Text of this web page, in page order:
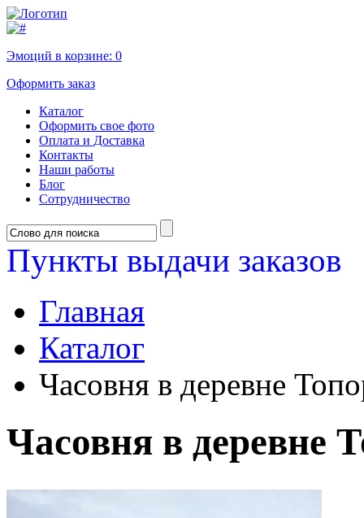
Эмоций в корзине: 0
Оформить заказ
Каталог
Оформить свое фото
Оплата и Доставка
Контакты
Наши работы
Блог
Сотрудничество
Пункты выдачи заказов
Главная
Каталог
Часовня в деревне
Часовня в деревне